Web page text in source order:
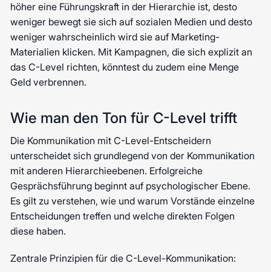
höher eine Führungskraft in der Hierarchie ist, desto
weniger bewegt sie sich auf sozialen Medien und desto
weniger wahrscheinlich wird sie auf Marketing-
Materialien klicken. Mit Kampagnen, die sich explizit an
das C-Level richten, könntest du zudem eine Menge
Geld verbrennen.
Wie man den Ton für C-Level trifft
Die Kommunikation mit C-Level-Entscheidern
unterscheidet sich grundlegend von der Kommunikation
mit anderen Hierarchieebenen. Erfolgreiche
Gesprächsführung beginnt auf psychologischer Ebene.
Es gilt zu verstehen, wie und warum Vorstände einzelne
Entscheidungen treffen und welche direkten Folgen
diese haben.
Zentrale Prinzipien für die C-Level-Kommunikation: